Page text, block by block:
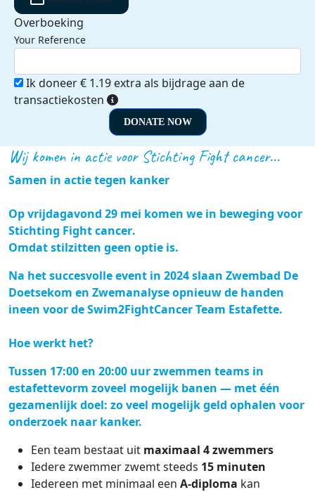
Overboeking
Your Reference
Ik doneer € 1.19 extra als bijdrage aan de
transactiekosten
DONATE NOW
Wij komen in actie voor Stichting Fight cancer...
Samen in actie tegen kanker
Opvrijdagavond 29 mei komen we in beweging voor
Stichting Fight cancer.
Omdat stilzitten geen optie is.
Na het succesvolle event in 2024 slaan Zwembad De
Doetsekom en Zwemanalyseopnieuw de handen
ineen voor deSwim2FightCancer Team Estafette.
Hoe werkt het?
Tussen 17:00 en 20:00 uurzwemmen teams in
estafettevorm zoveel mogelijk banen — met één
gezamenlijk doel: zo veel mogelijk geld ophalen voor
onderzoek naar kanker.
Een team bestaat uit maximaal 4 zwemmers
Iedere zwemmer zwemt steeds 15 minuten
Iedereen met minimaal een A-diploma kan